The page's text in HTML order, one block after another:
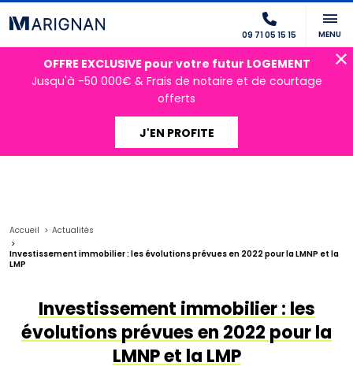
09 71 05 15 15 MENU
OFFRE EXCLUSIVE pour votre futur LOGEMENT
Jusqu'à -50 000€ & Frais de notaire et de courtage
offerts
J'EN PROFITE
Accueil
Actualités
Investissement immobilier : les évolutions prévues en 2022 pour la LMNP et la
LMP
Investissement immobilier : les
évolutions prévues en 2022 pour la
LMNP et la LMP